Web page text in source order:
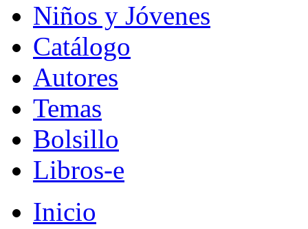
Niños y Jóvenes
Catálogo
Autores
Temas
Bolsillo
Libros-e
Inicio